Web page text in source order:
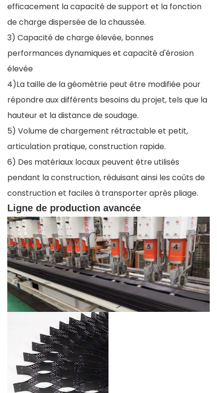
efficacement la capacité de support et la fonction
de charge dispersée de la chaussée.
3) Capacité de charge élevée, bonnes
performances dynamiques et capacité d'érosion
élevée
4)La taille de la géométrie peut être modifiée pour
répondre aux différents besoins du projet, tels que la
hauteur et la distance de soudage.
5) Volume de chargement rétractable et petit,
articulation pratique, construction rapide.
6) Des matériaux locaux peuvent être utilisés
pendant la construction, réduisant ainsi les coûts de
construction et faciles à transporter après pliage.
Ligne de production avancée